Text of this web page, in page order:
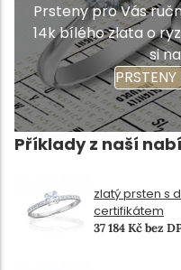
Prsteny pro Vás
14k bílého zlata o
si
Příklady z naší
zlatý prsten s
certifikátem
37 184 Kč bez